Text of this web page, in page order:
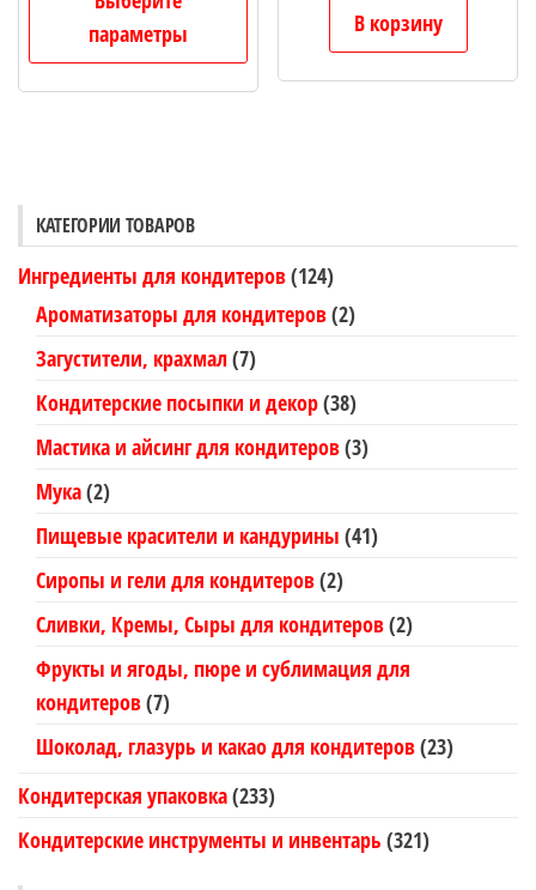
параметры
несколько
на
странице
товара.
В корзину
КАТЕГОРИИ ТОВАРОВ
Ингредиенты для кондитеров(124)
Ароматизаторы для кондитеров(2)
Загустители, крахмал(7)
Кондитерские посыпки и декор(38)
Мастика и айсинг для кондитеров(3)
Мука(2)
Пищевые красители и кандурины (41)
Сиропы и гели для кондитеров(2)
Сливки, Кремы, Сыры для кондитеров(2)
Фрукты и ягоды, пюре и сублимация для
кондитеров(7)
Шоколад, глазурь и какао для кондитеров(23)
Кондитерская упаковка(233)
Кондитерские инструменты и инвентарь (321)